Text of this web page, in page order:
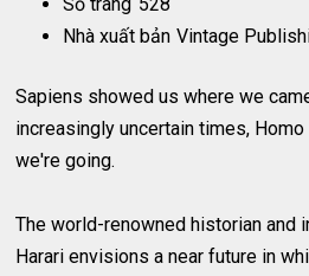
Nhà xuất bản Vintage
Sapiens showed us where we
increasingly uncertain times,
we're going.
The world-renowned historian and
Harari envisions a near future in